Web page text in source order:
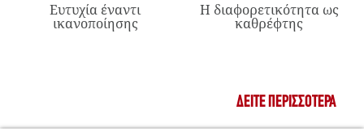
Ευτυχία έναντι
ικανοποίησης
Η διαφορετικότητα ως
καθρέφτης
ΔΕΊΤΕ ΠΕΡΙΣΣΌΤΕΡΑ